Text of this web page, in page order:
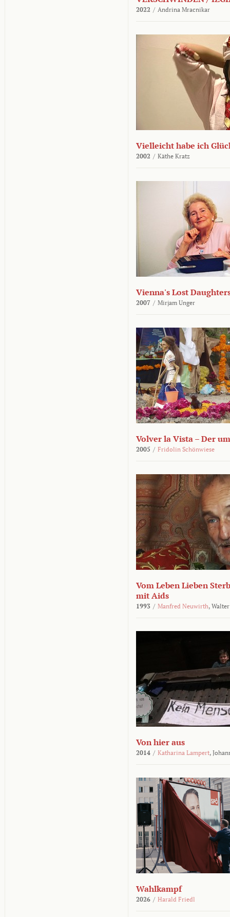
2022 / Andrina Mracnikar
Vielleicht habe ich
2002 / Käthe Kratz
Vienna's Lost
2007 / Mirjam Unger
Volver la Vista – Der
2005 / Fridolin Schönwiese
Vom Leben Lieben
mit Aids
1993 / Manfred Neuwirth,
Von hier aus
2014 / Katharina Lampert,
Wahlkampf
2026 / Harald Friedl